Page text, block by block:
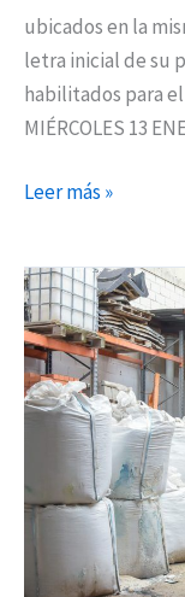
ubicados en la
letra inicial de su
habilitados para
MIÉRCOLES 13
Leer más »
Torrejón
habilita
más
puntos
de
reparto
de
sal